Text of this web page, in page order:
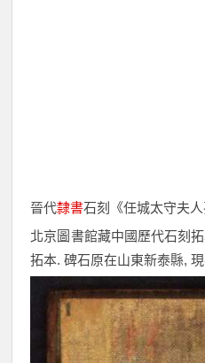
晉代隸書石刻《任城太守夫人
北京圖書館藏中國歷代石刻
拓本. 碑石原在山東新泰縣,